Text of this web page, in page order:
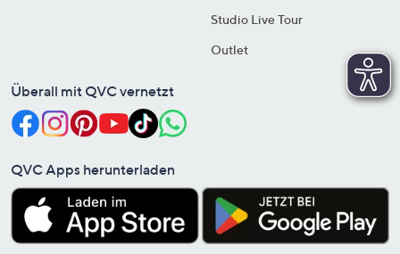
Studio Live Tour
Outlet
Überall mit QVC vernetzt
QVC Apps herunterladen